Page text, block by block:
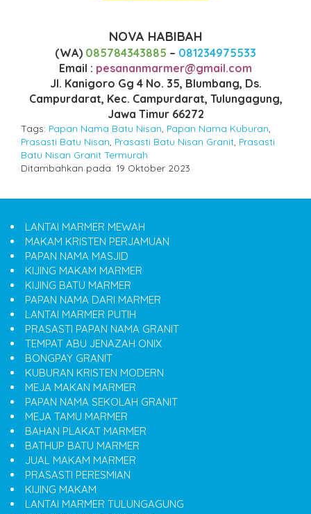
NOVA HABIBAH
(WA) 085784343885 – 081234975533
Email : pesananmarmer@gmail.com
Jl. Kanigoro Gg 4 No. 35, Blumbang, Ds.
Campurdarat, Kec. Campurdarat, Tulungagung,
Jawa Timur 66272
Tags: Papan Nama Batu Nisan Papan Nama Kuburan
Prasasti Batu Nisan Prasasti Batu Nisan Granit Prasasti
Batu Nisan Granit Termurah
Ditambahkan pada: 19 Oktober 2023
LANTAI MARMER MEWAH
MAKAM KRISTEN PERJAMUAN
PAPAN NAMA MASJID
KIJING MAKAM MARMER
KIJING BATU MARMER
PAPAN NAMA DARI MARMER
LANTAI MARMER PUTIH
PRASASTI PAPAN NAMA GRANIT
TEMPAT ABU JENAZAH ONIX
BONGPAY GRANIT
KUBURAN KRISTEN MODERN
MEJA MAKAN MARMER
PAPAN NAMA SEKOLAH GRANIT
MEJA TAMU MARMER
BAHAN PLAKAT MARMER
BATHUP BATU MARMER
JUAL MAKAM MARMER
PRASASTI PERESMIAN
KIJING MAKAM
LANTAI MARMER TULUNGAGUNG